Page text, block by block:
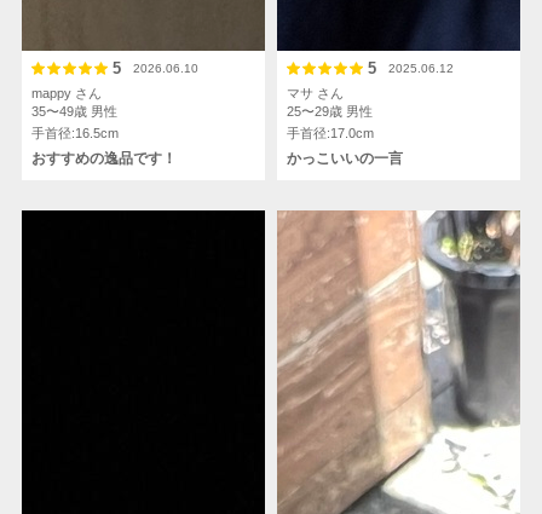
5 2026.06.10
mappy さん
35〜49歳 男性
手首径:16.5cm
おすすめの逸品です！
5 2025.06.12
マサ さん
25〜29歳 男性
手首径:17.0cm
かっこいいの一言